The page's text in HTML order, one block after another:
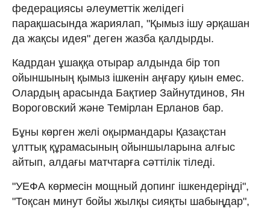
федерациясы әлеуметтік желідегі
парақшасында жариялап, "Қымыз ішу әрқашан
да жақсы идея" деген жазба қалдырды.
Кадрдан ұшаққа отырар алдында бір топ
ойыншының қымыз ішкенін аңғару қиын емес.
Олардың арасында Бақтиер Зайнутдинов, Ян
Вороговский және Темірлан Ерланов бар.
Бұны көрген желі оқырмандары Қазақстан
ұлттық құрамасының ойыншыларына алғыс
айтып, алдағы матчтарға сәттілік тіледі.
"УЕФА көрмесін мощный допинг ішкендеріңді",
"Тоқсан минут бойы жылқы сияқты шабыңдар",